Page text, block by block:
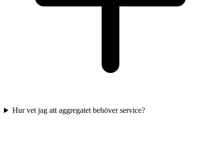
Hur vet jag att aggregatet behöver service?